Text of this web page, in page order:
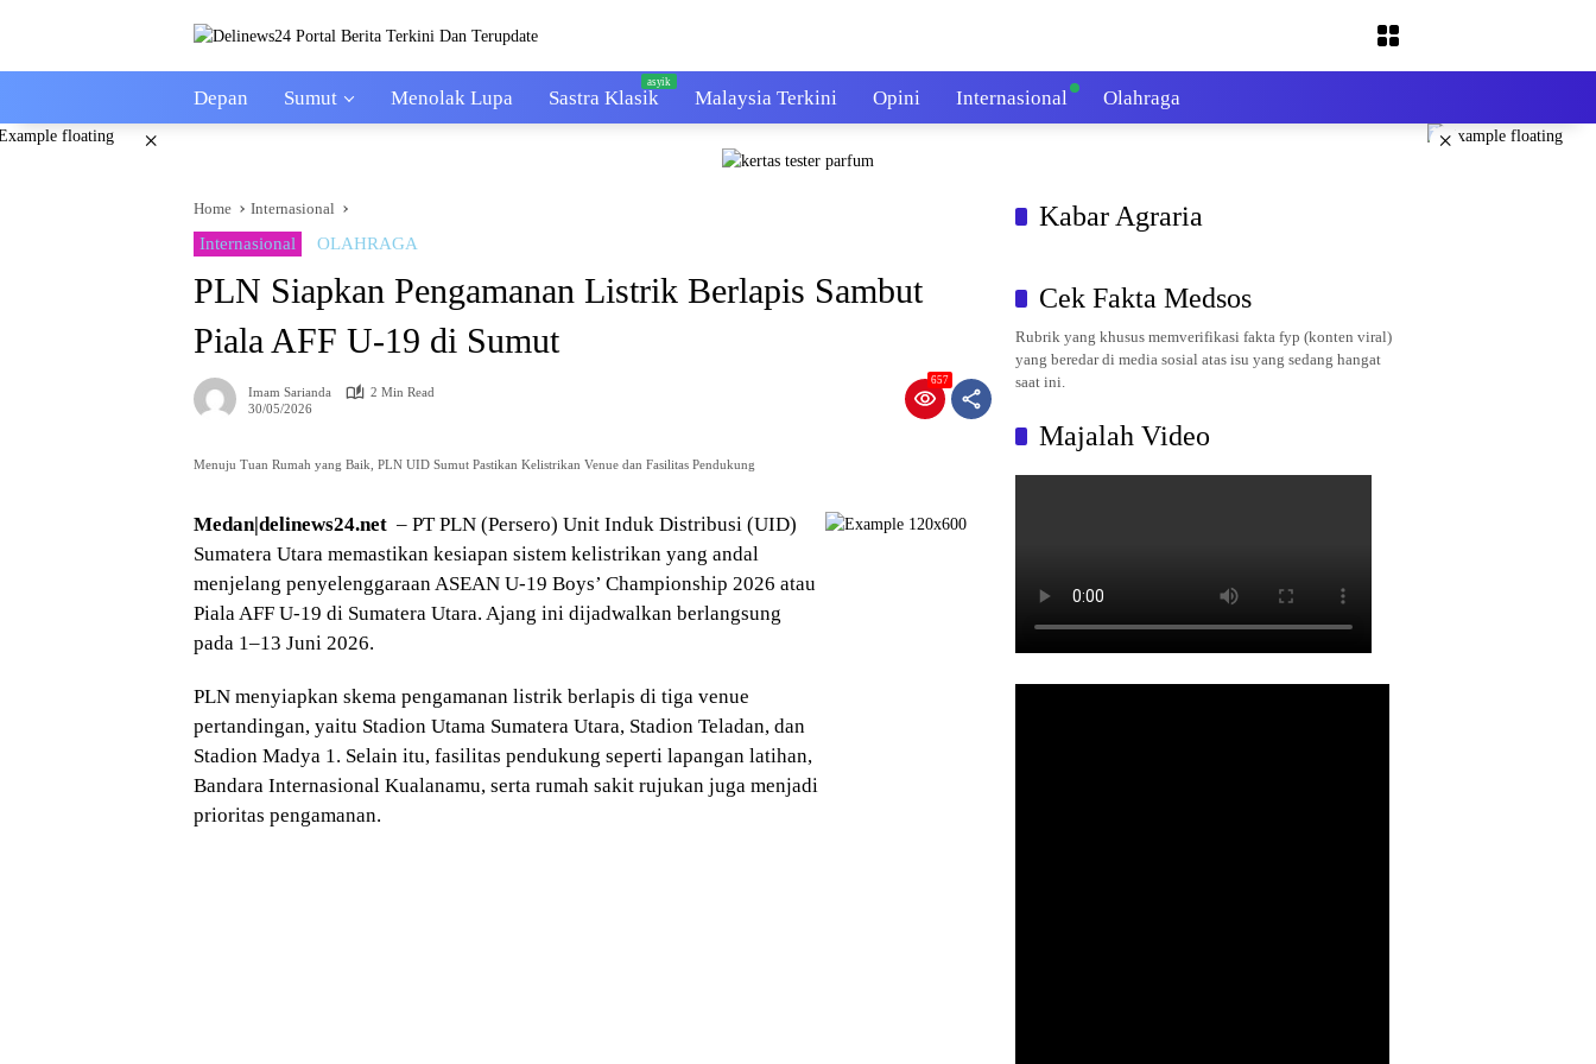
Depan Sumut Menolak Lupa Sastra Klasik Malaysia Terkini Opini Internasional Olahraga
× ×
Home Internasional
Internasional OLAHRAGA
PLN Siapkan Pengamanan Listrik Berlapis Sambut
Piala AFF U-19 di Sumut
Imam Sarianda
2 Min Read
30/05/2026
657
Menuju Tuan Rumah yang Baik, PLN UID Sumut Pastikan Kelistrikan Venue dan Fasilitas Pendukung
Medan|delinews24.net – PT PLN (Persero) Unit Induk Distribusi (UID)
Sumatera Utara memastikan kesiapan sistem kelistrikan yang andal
menjelang penyelenggaraan ASEAN U-19 Boys’ Championship 2026 atau
Piala AFF U-19 di Sumatera Utara. Ajang ini dijadwalkan berlangsung
pada 1–13 Juni 2026.
PLN menyiapkan skema pengamanan listrik berlapis di tiga venue
pertandingan, yaitu Stadion Utama Sumatera Utara, Stadion Teladan, dan
Stadion Madya 1. Selain itu, fasilitas pendukung seperti lapangan latihan,
Bandara Internasional Kualanamu, serta rumah sakit rujukan juga menjadi
prioritas pengamanan.
Kabar Agraria
Cek Fakta Medsos
Rubrik yang khusus memverifikasi fakta fyp (konten viral)
yang beredar di media sosial atas isu yang sedang hangat
saat ini.
Majalah Video